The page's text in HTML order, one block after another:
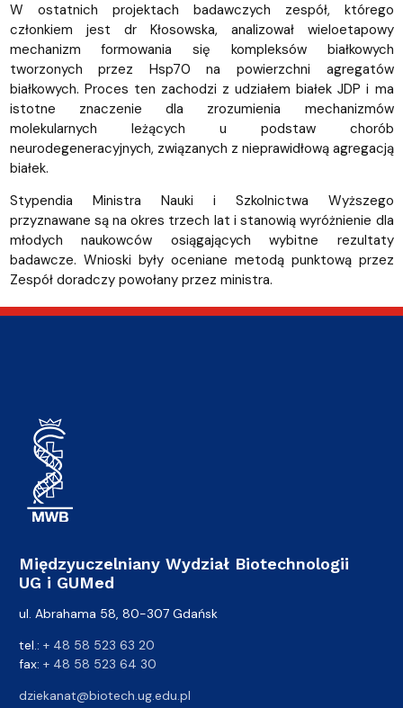
W ostatnich projektach badawczych zespół, którego
członkiem jest dr Kłosowska, analizował wieloetapowy
mechanizm formowania się kompleksów białkowych
tworzonych przez Hsp70 na powierzchni agregatów
białkowych. Proces ten zachodzi z udziałem białek JDP i ma
istotne znaczenie dla zrozumienia mechanizmów
molekularnych leżących u podstaw chorób
neurodegeneracyjnych, związanych z nieprawidłową agregacją
białek.
Stypendia Ministra Nauki i Szkolnictwa Wyższego
przyznawane są na okres trzech lat i stanowią wyróżnienie dla
młodych naukowców osiągających wybitne rezultaty
badawcze. Wnioski były oceniane metodą punktową przez
Zespół doradczy powołany przez ministra.
Międzyuczelniany Wydział Biotechnologii
UG i GUMed
ul. Abrahama 58, 80-307 Gdańsk
tel.: + 48 58 523 63 20
fax: + 48 58 523 64 30
dziekanat@biotech.ug.edu.pl